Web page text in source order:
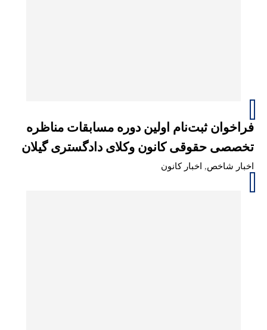
فراخوان ثبت‌نام اولین دوره مسابقات مناظره
تخصصی حقوقی کانون وکلای دادگستری گیلان
اخبار شاخص, اخبار کانون